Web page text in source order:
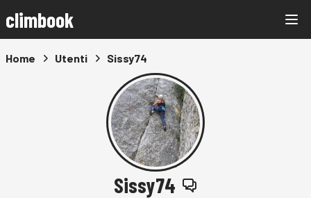
climbook
Home Utenti Sissy74
Sissy74